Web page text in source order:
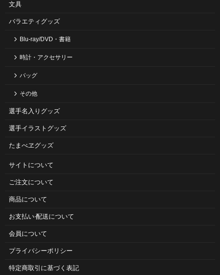
文具
バラエティグッズ
Blu-ray/DVD・書籍
時計・アクセサリー
バッグ
その他
選手名入りグッズ
選手イラストグッズ
たまべヱグッズ
サイトについて
ご注⽂について
商品について
お⽀払い‧配送について
会員について
プライバシーポリシー
特定商取引に基づく表記